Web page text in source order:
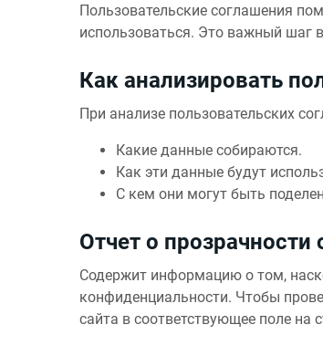
Пользовательские соглашения
использоваться. Это важный шаг
Как анализировать
При анализе пользовательских
Какие данные собираются.
Как эти данные будут
С кем они могут быть
Отчет о прозрачности
Содержит информацию о том,
конфиденциальности. Чтобы
сайта в соответствующее поле на